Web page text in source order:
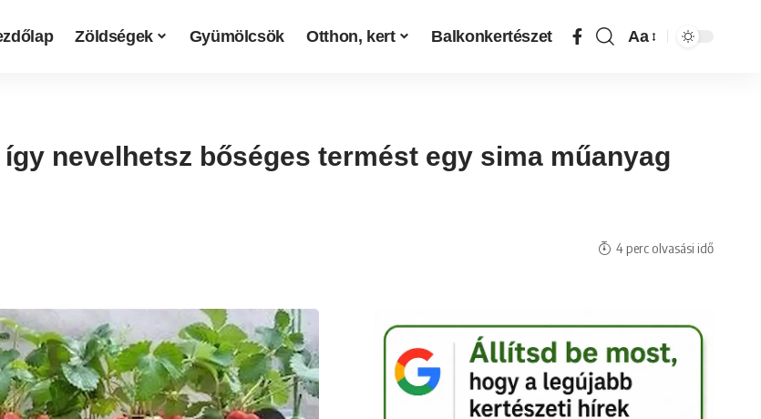
Zöldségek Gyümölcsök Otthon, kert Balkonkertészet Aa
nevelhetsz bőséges termést egy sima műanyag
4 perc olvasási idő